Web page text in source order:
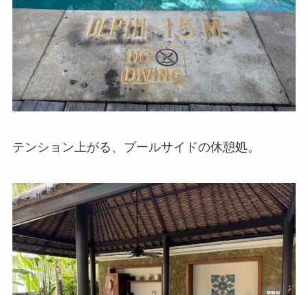
テンション上がる、プールサイドの休憩処。